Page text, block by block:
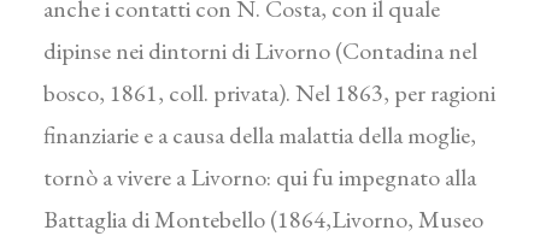
anche i contatti con N. Costa, con il quale
dipinse nei dintorni di Livorno (Contadina nel
bosco, 1861, coll. privata). Nel 1863, per ragioni
finanziarie e a causa della malattia della moglie,
tornò a vivere a Livorno: qui fu impegnato alla
Battaglia di Montebello (1864,Livorno, Museo